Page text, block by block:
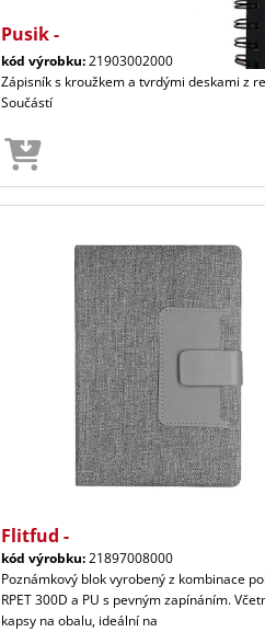
Pusik -
kód výrobku:21903002000
Zápisník s kroužkem a tvrdými deskami z
Součástí
Flitfud -
kód výrobku:21897008000
Poznámkový blok vyrobený z kombinace
RPET 300D a PU s pevným zapínáním.
kapsy na obalu, ideální na